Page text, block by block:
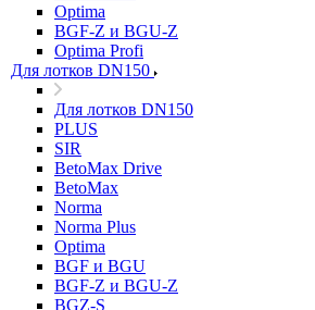
Optima
BGF-Z и BGU-Z
Optima Profi
Для лотков DN150
Для лотков DN150
PLUS
SIR
BetoMax Drive
BetoMax
Norma
Norma Plus
Optima
BGF и BGU
BGF-Z и BGU-Z
BGZ-S